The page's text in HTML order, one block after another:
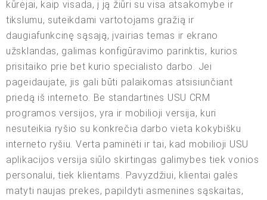
kūrėjai, kaip visada, į ją žiūri su visa atsakomybe ir
tikslumu, suteikdami vartotojams gražią ir
daugiafunkcinę sąsają, įvairias temas ir ekrano
užsklandas, galimas konfigūravimo parinktis, kurios
prisitaiko prie bet kurio specialisto darbo. Jei
pageidaujate, jis gali būti palaikomas atsisiunčiant
priedą iš interneto. Be standartinės USU CRM
programos versijos, yra ir mobilioji versija, kuri
nesuteikia ryšio su konkrečia darbo vieta kokybišku
interneto ryšiu. Verta paminėti ir tai, kad mobilioji USU
aplikacijos versija siūlo skirtingas galimybes tiek vonios
personalui, tiek klientams. Pavyzdžiui, klientai galės
matyti naujas prekes, papildyti asmenines sąskaitas,